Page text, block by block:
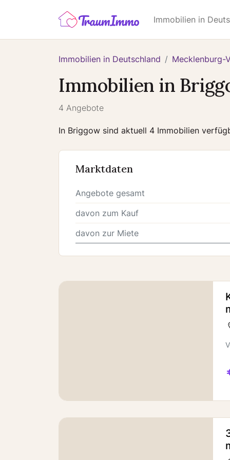
Immobilien in
Immobilien in Deutschland Mecklenburg-
Immobilien in
4 Angebote
In Briggow sind aktuell 4 Immobilien
Marktdaten
Angebote gesamt
davon zum Kauf
davon zur Miete